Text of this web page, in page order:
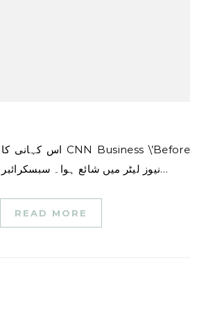
اس کہانی کا ایک ورژن پہلی بار CNN Business \’Before
the Bell نیوز لیٹر میں شائع ہوا۔ سبسکرائبر نہیں؟ آپ…
READ MORE